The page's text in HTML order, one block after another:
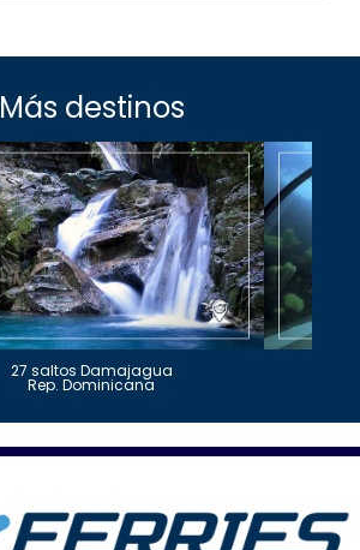
Más destinos
27 saltos Damajagua
Rep. Dominicana